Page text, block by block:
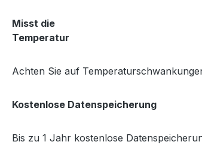
Misst die
Temperatur
Achten Sie auf
Kostenlose Datenspeicherung
Bis zu 1 Jahr kostenlose